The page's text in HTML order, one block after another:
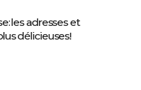
les adresses et
délicieuses!